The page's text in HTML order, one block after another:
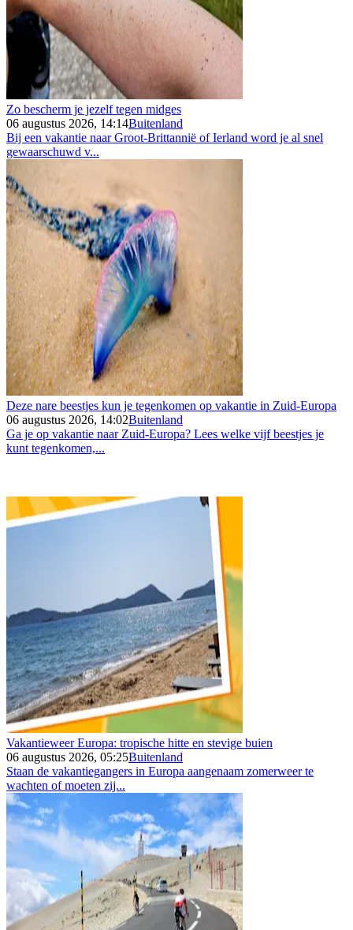
Zo bescherm je jezelf tegen midges
06 augustus 2026, 14:14Buitenland
Bij een vakantie naar Groot-Brittannië of Ierland word je al snel
gewaarschuwd v...
Deze nare beestjes kun je tegenkomen op vakantie in Zuid-Europa
06 augustus 2026, 14:02Buitenland
Ga je op vakantie naar Zuid-Europa? Lees welke vijf beestjes je
kunt tegenkomen,...
Vakantieweer Europa: tropische hitte en stevige buien
06 augustus 2026, 05:25Buitenland
Staan de vakantiegangers in Europa aangenaam zomerweer te
wachten of moeten zij...